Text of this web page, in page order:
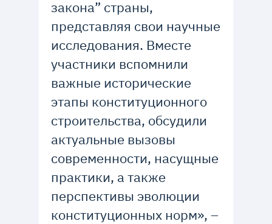
закона” страны,
представляя свои научные
исследования. Вместе
участники вспомнили
важные исторические
этапы конституционного
строительства, обсудили
актуальные вызовы
современности, насущные
практики, а также
перспективы эволюции
конституционных норм», –